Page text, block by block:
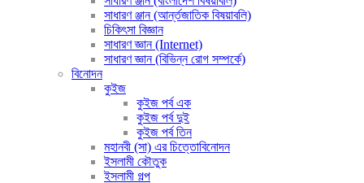
সাধারণ ঞ্জান (আর্ন্তজাতিক বিষয়াবলি)
চিকিৎসা বিজ্ঞান
সাধারণ জ্ঞান (Internet)
সাধারণ জ্ঞান (বিভিন্ন রোগ সম্পর্কে)
বিনোদন
কুইজ
কুইজ পর্ব এক
কুইজ পর্ব দুই
কুইজ পর্ব তিন
মহানবী (সা) এর চিত্তোবিনোদন
ইসলামী কৌতুক
ইসলামী গল্প